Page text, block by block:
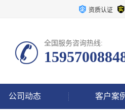
资质认证
全国服务咨询热线:
公司动态 客户案例